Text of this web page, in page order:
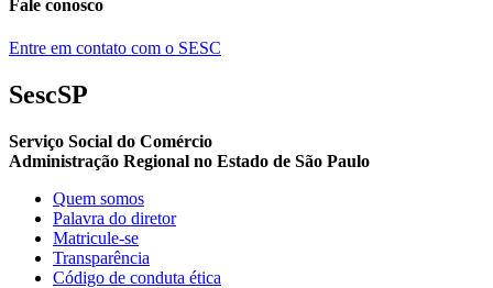
Fale conosco
Entre em contato com o SESC
SescSP
Serviço Social do Comércio
Administração Regional no Estado de São Paulo
Quem somos
Palavra do diretor
Matricule-se
Transparência
Código de conduta ética